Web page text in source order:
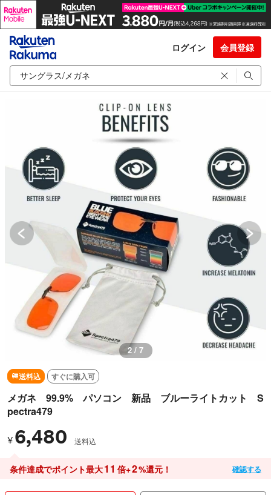
ログイン 会員登録
2 / 7
送料込 すぐに購入可
メガネ 99.9% パソコン 新品 ブルーライトカット S
pectra479
¥ 6,480 送料込
条件達成でポイント最大11 倍+2%還元！ 確認する